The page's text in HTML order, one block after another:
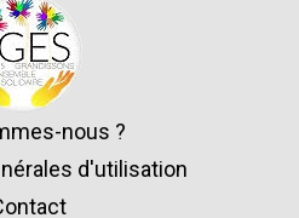
nous ?
d'utilisation